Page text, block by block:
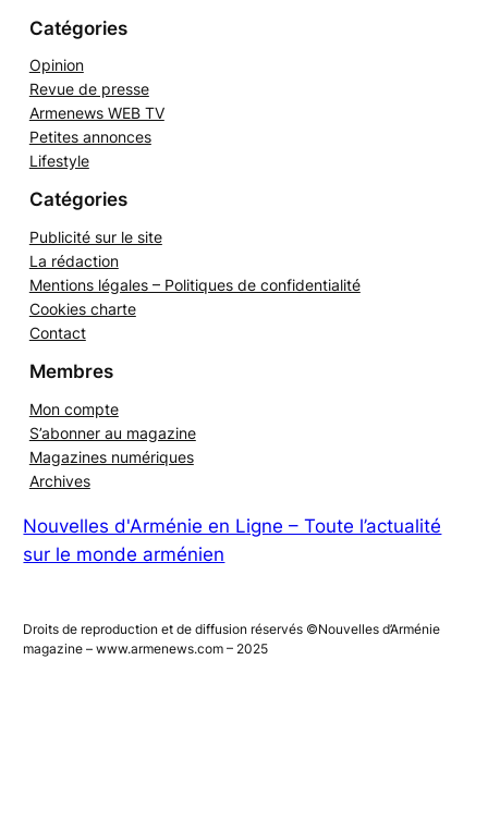
r
Opinion
Revue de presse
Armenews WEB TV
Petites annonces
Publicité sur le site
La rédaction
Mentions légales – Politiques de confidentialité
Cookies charte
Mon compte
S’abonner au magazine
Magazines numériques
Nouvelles d'Arménie en Ligne – Toute l’actualité
Droits de reproduction et de diffusion réservés ©Nouvelles d’Arménie